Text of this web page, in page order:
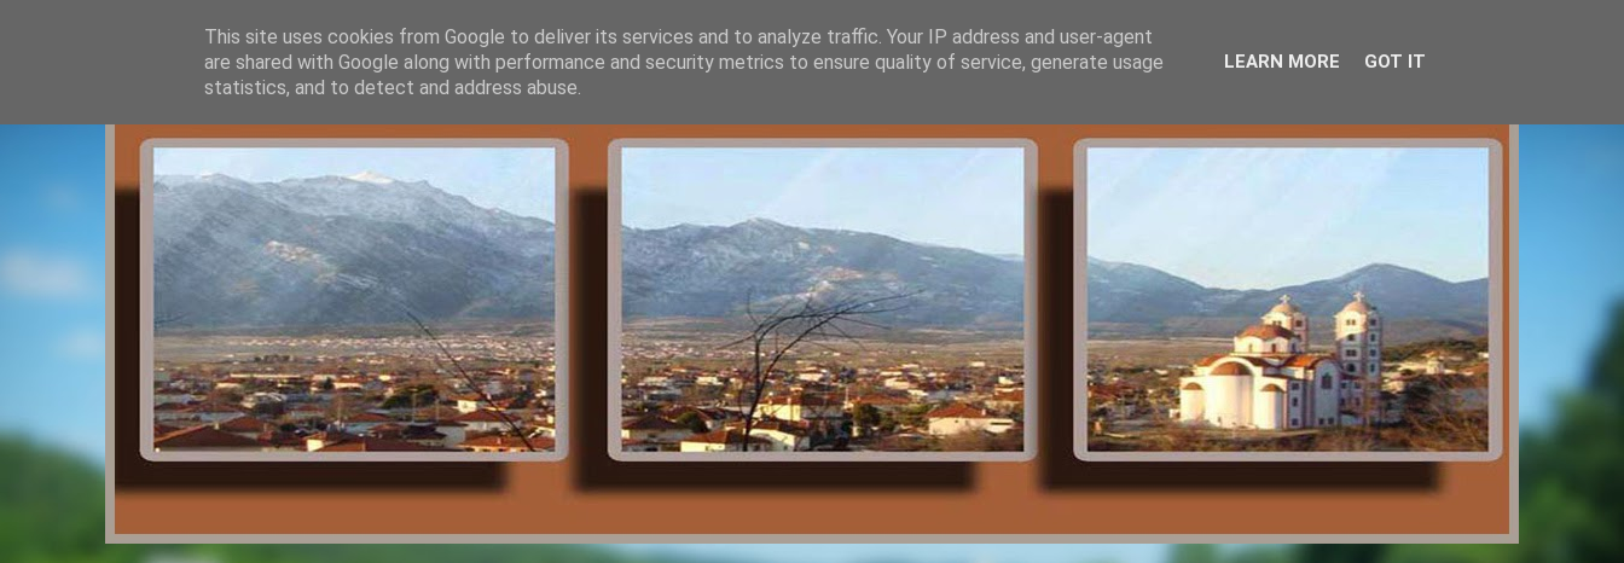
This site uses cookies from Google to deliver its services and to analyze traffic. Your IP address and user-agent
are shared with Google along with performance and security metrics to ensure quality of service, generate usage
statistics, and to detect and address abuse.
LEARN MORE GOT IT